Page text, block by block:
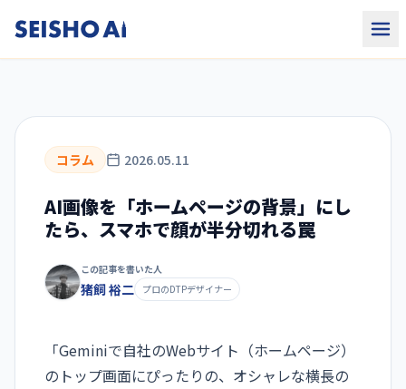
コラム 2026.05.11
AI画像を「ホームページの背景」にし
たら、スマホで顔が半分切れる罠
この記事を書いた人
猪飼 裕二 プロのDTPデザイナー
「Geminiで自社のWebサイト（ホームページ）
のトップ画面にぴったりの、オシャレな横長の